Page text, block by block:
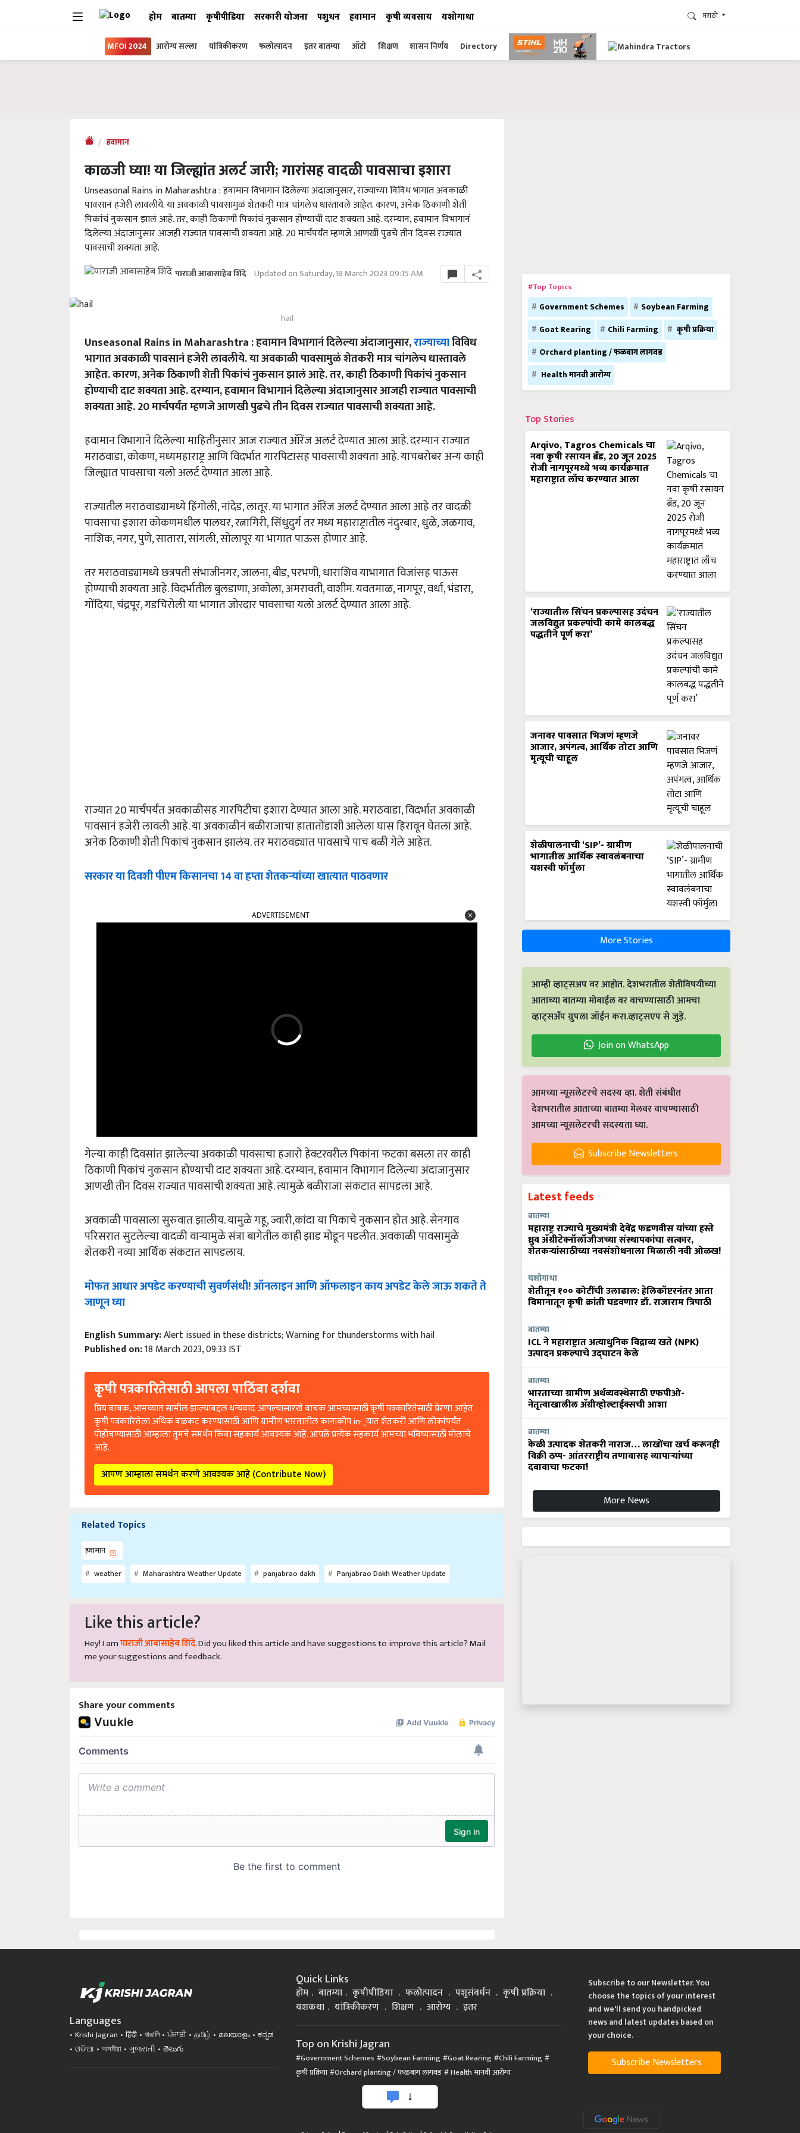
होम बातम्या कृषीपीडिया सरकारी योजना पशुधन हवामान कृषी व्यवसाय यशोगाथा मराठी
MFOI 2024 आरोग्य सल्ला यांत्रिकीकरण फलोत्पादन इतर बातम्या ऑटो शिक्षण शासन निर्णय Directory
हवामान
काळजी घ्या! या जिल्ह्यांत अलर्ट जारी; गारांसह वादळी पावसाचा इशारा
Unseasonal Rains in Maharashtra : हवामान विभागानं दिलेल्या अंदाजानुसार, राज्याच्या विविध भागात अवकाळी
पावसानं हजेरी लावलीये. या अवकाळी पावसामुळं शेतकरी मात्र चांगलेच धास्तावले आहेत. कारण, अनेक ठिकाणी शेती
पिकांचं नुकसान झालं आहे. तर, काही ठिकाणी पिकांचं नुकसान होण्याची दाट शक्यता आहे. दरम्यान, हवामान विभागानं
दिलेल्या अंदाजानुसार आजही राज्यात पावसाची शक्यता आहे. 20 मार्चपर्यंत म्हणजे आणखी पुढचे तीन दिवस राज्यात
पावसाची शक्यता आहे.
पाराजी आबासाहेब शिंदे Updated on Saturday, 18 March 2023 09:15 AM
hail
Unseasonal Rains in Maharashtra : हवामान विभागानं दिलेल्या अंदाजानुसार,राज्याच्याविविध
भागात अवकाळी पावसानं हजेरी लावलीये. या अवकाळी पावसामुळं शेतकरी मात्र चांगलेच धास्तावले
आहेत. कारण, अनेक ठिकाणी शेती पिकांचं नुकसान झालं आहे. तर, काही ठिकाणी पिकांचं नुकसान
होण्याची दाट शक्यता आहे. दरम्यान, हवामान विभागानं दिलेल्या अंदाजानुसार आजही राज्यात पावसाची
शक्यता आहे. 20 मार्चपर्यंत म्हणजे आणखी पुढचे तीन दिवस राज्यात पावसाची शक्यता आहे.
हवामान विभागाने दिलेल्या माहितीनुसार आज राज्यात ऑरेंज अलर्ट देण्यात आला आहे. दरम्यान राज्यात
मराठवाडा, कोकण, मध्यमहाराष्ट्र आणि विदर्भात गारपिटासह पावसाची शक्यता आहे. याचबरोबर अन्य काही
जिल्ह्यात पावसाचा यलो अलर्ट देण्यात आला आहे.
राज्यातील मराठवाड्यामध्ये हिंगोली, नांदेड, लातूर. या भागात ऑरेंज अलर्ट देण्यात आला आहे तर वादळी
पावसाचा इशारा कोकणमधील पालघर, रत्नागिरी, सिंधुदुर्ग तर मध्य महाराष्ट्रातील नंदुरबार, धुळे, जळगाव,
नाशिक, नगर, पुणे, सातारा, सांगली, सोलापूर या भागात पाऊस होणार आहे.
तर मराठवाड्यामध्ये छत्रपती संभाजीनगर, जालना, बीड, परभणी, धाराशिव याभागात विजांसह पाऊस
होण्याची शक्यता आहे. विदर्भातील बुलडाणा, अकोला, अमरावती, वाशीम. यवतमाळ, नागपूर, वर्धा, भंडारा,
गोंदिया, चंद्रपूर, गडचिरोली या भागात जोरदार पावसाचा यलो अलर्ट देण्यात आला आहे.
राज्यात 20 मार्चपर्यंत अवकाळीसह गारपिटीचा इशारा देण्यात आला आहे. मराठवाडा, विदर्भात अवकाळी
पावसानं हजेरी लावली आहे. या अवकाळीनं बळीराजाचा हातातोंडाशी आलेला घास हिरावून घेतला आहे.
अनेक ठिकाणी शेती पिकांचं नुकसान झालंय. तर मराठवड्यात पावसाचे पाच बळी गेले आहेत.
सरकार या दिवशी पीएम किसानचा 14 वा हप्ता शेतकऱ्यांच्या खात्यात पाठवणार
गेल्या काही दिवसांत झालेल्या अवकाळी पावसाचा हजारो हेक्टरवरील पिकांना फटका बसला तर काही
ठिकाणी पिकांचं नुकसान होण्याची दाट शक्यता आहे. दरम्यान, हवामान विभागानं दिलेल्या अंदाजानुसार
आणखी तीन दिवस राज्यात पावसाची शक्यता आहे. त्यामुळे बळीराजा संकटात सापडला आहे.
अवकाळी पावसाला सुरुवात झालीय. यामुळे गहू, ज्वारी,कांदा या पिकाचे नुकसान होत आहे. सेनगाव
परिसरात सुटलेल्या वादळी वाऱ्यामुळे संत्रा बागेतील काही झाड मोडून पडलीत. अवकाळी पावसामुळे
शेतकरी नव्या आर्थिक संकटात सापडलाय.
मोफत आधार अपडेट करण्याची सुवर्णसंधी! ऑनलाइन आणि ऑफलाइन काय अपडेट केले जाऊ शकते ते
जाणून घ्या
English Summary: Alert issued in these districts; Warning for thunderstorms with hail
Published on:18 March 2023, 09:33 IST
कृषी पत्रकारितेसाठी आपला पाठिंबा दर्शवा
प्रिय वाचक, आमच्यात सामील झाल्याबद्दल धन्यवाद. आपल्यासारखे वाचक आमच्यासाठी कृषी पत्रकारितेसाठी प्रेरणा आहेत.
कृषी पत्रकारितेला अधिक बळकट करण्यासाठी आणि ग्रामीण भारतातील कानाकोप in्यात शेतकरी आणि लोकांपर्यंत
पोहोचण्यासाठी आम्हाला तुमचे समर्थन किंवा सहकार्य आवश्यक आहे. आपले प्रत्येक सहकार्य आमच्या भविष्यासाठी मोलाचे
आहे.
आपण आम्हाला समर्थन करणे आवश्यक आहे (Contribute Now)
Related Topics
हवामान
weather
Maharashtra Weather Update panjabrao dakh Panjabrao Dakh Weather Update
Like this article?
Hey! I am पाराजी आबासाहेब शिंदे . Did you liked this article and have suggestions to improve this article? Mail
me your suggestions and feedback.
Share your comments
#Top Topics
Government Schemes
Soybean Farming
Goat Rearing
Chili Farming
कृषी प्रक्रिया
Orchard planting / फळबाग लागवड
Health मानवी आरोग्य
Top Stories
Arqivo, Tagros Chemicals चा
नवा कृषी रसायन ब्रँड, 20 जून 2025
रोजी नागपूरमध्ये भव्य कार्यक्रमात
महाराष्ट्रात लाँच करण्यात आला
‘राज्यातील सिंचन प्रकल्पासह उदंचन
जलविद्युत प्रकल्पांची कामे कालबद्ध
पद्धतीने पूर्ण करा’
जनावर पावसात भिजणं म्हणजे
आजार, अपंगत्व, आर्थिक तोटा आणि
मृत्यूची चाहूल
शेळीपालनाची ‘SIP’- ग्रामीण
भागातील आर्थिक स्वावलंबनाचा
यशस्वी फॉर्मुला
More Stories
आम्ही व्हाट्सअप वर आहोत. देशभरातील शेतीविषयीच्या
आताच्या बातम्या मोबाईल वर वाचण्यासाठी आमचा
व्हाट्सअँप ग्रुपला जॉईन करा.व्हाट्सएप से जुड़ें.
Join on WhatsApp
आमच्या न्यूसलेटरचे सदस्य व्हा. शेती संबंधीत
देशभरातील आताच्या बातम्या मेलवर वाचण्यासाठी
आमच्या न्यूसलेटरची सदस्यता घ्या.
Subscribe Newsletters
Latest feeds
बातम्या
महाराष्ट्र राज्याचे मुख्यमंत्री देवेंद्र फडणवीस यांच्या हस्ते
ध्रुव ॲग्रीटेक्नॉलॉजीजच्या संस्थापकांचा सत्कार,
शेतकऱ्यांसाठीच्या नवसंशोधनाला मिळाली नवी ओळख!
यशोगाथा
शेतीतून १०० कोटींची उलाढाल: हेलिकॉप्टरनंतर आता
विमानातून कृषी क्रांती घडवणार डॉ. राजाराम त्रिपाठी
बातम्या
ICL ने महाराष्ट्रात अत्याधुनिक विद्राव्य खते (NPK)
उत्पादन प्रकल्पाचे उद्घाटन केले
बातम्या
भारताच्या ग्रामीण अर्थव्यवस्थेसाठी एफपीओ-
नेतृत्वाखालील अ‍ॅग्रीव्होल्टाईक्सची आशा
बातम्या
केळी उत्पादक शेतकरी नाराज… लाखोंचा खर्च करूनही
विक्री ठप्प- आंतरराष्ट्रीय तणावासह व्यापाऱ्यांच्या
दबावाचा फटका!
More News
Languages
Krishi Jagran हिंदी বাঙালি ਪੰਜਾਬੀ தமிழ் മലയാളം
ಕನ್ನಡ
ଓଡିଆ
অসমীয়া ગુજરાતી తెలుగు
Quick Links
होम बातम्या कृषीपीडिया फलोत्पादन पशुसंवर्धन
कृषी प्रक्रिया
यशकथा
यांत्रिकीकरण शिक्षण आरोग्य इतर
Top on Krishi Jagran
Government Schemes Soybean Farming Goat Rearing
Chili Farming
कृषी प्रक्रिया
Orchard planting / फळबाग लागवड Health मानवी आरोग्य
Subscribe to our Newsletter. You
choose the topics of your interest
and we'll send you handpicked
news and latest updates based on
your choice.
Subscribe Newsletters
| | |